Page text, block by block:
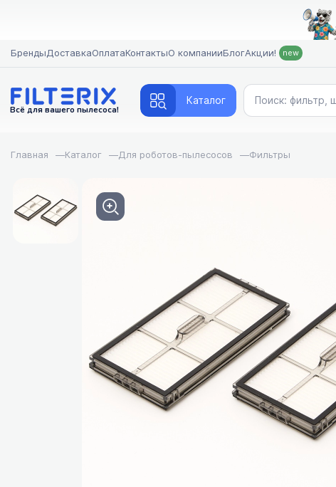
БрендыДоставкаОплатаКонтактыО компанииБлогАкции! new
Всё для вашего пылесоса!
Каталог
Главная —Каталог —Для роботов-пылесосов —Фильтры
FILTERIX — Запчасти,